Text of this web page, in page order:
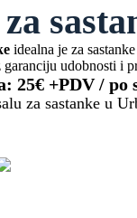
idealna je za
garanciju udobnosti i
25€ +PDV / po
za sastanke u